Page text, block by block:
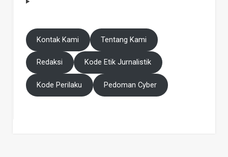
Kontak Kami Tentang Kami
Redaksi Kode Etik Jurnalistik
Kode Perilaku Pedoman Cyber